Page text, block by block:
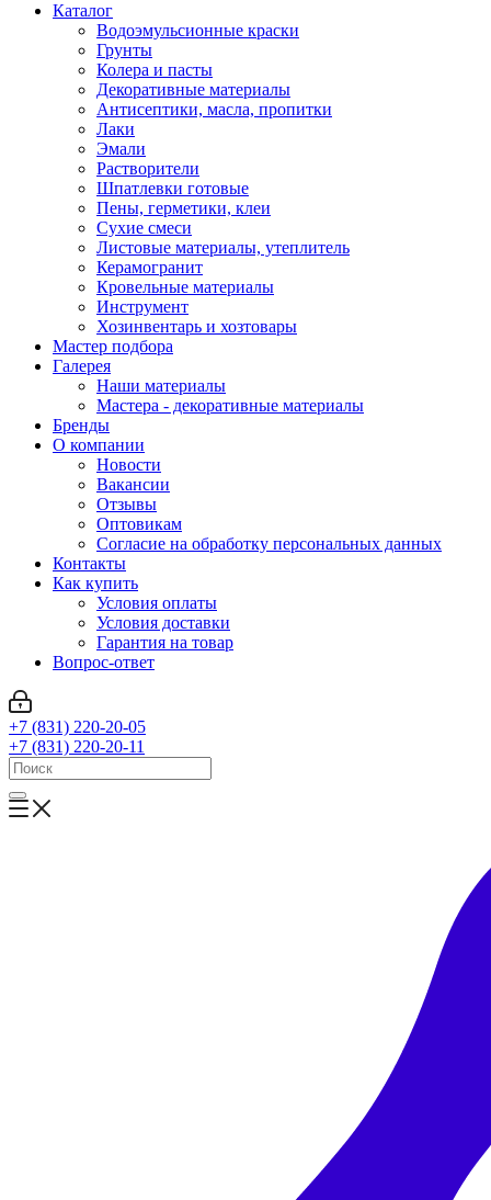
Каталог
Водоэмульсионные краски
Грунты
Колера и пасты
Декоративные материалы
Антисептики, масла, пропитки
Лаки
Эмали
Растворители
Шпатлевки готовые
Пены, герметики, клеи
Сухие смеси
Листовые материалы, утеплитель
Керамогранит
Кровельные материалы
Инструмент
Хозинвентарь и хозтовары
Мастер подбора
Галерея
Наши материалы
Мастера - декоративные материалы
Бренды
О компании
Новости
Вакансии
Отзывы
Оптовикам
Cогласие на обработку персональных данных
Контакты
Как купить
Условия оплаты
Условия доставки
Гарантия на товар
Вопрос-ответ
+7 (831) 220-20-05
+7 (831) 220-20-11